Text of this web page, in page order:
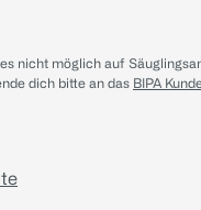
nicht möglich auf
dich bitte an das BIPA